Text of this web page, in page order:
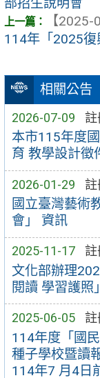
相關公告
2026-07-09 註
本市115年度
育 教學設計徵
2026-01-29 註
國立臺灣藝術
會」 資訊
2025-11-17 註
文化部辦理
閱讀 學習護照
2025-06-05 註
114年度「國
種子學校暨讀
114年7 月4日
部招生說明會
【2025-
114年「2025復